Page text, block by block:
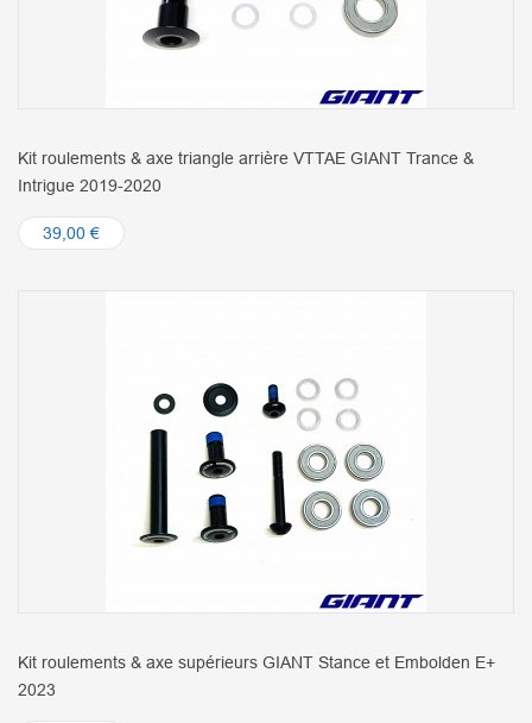
Kit roulements & axe triangle arrière VTTAE GIANT Trance &
Intrigue 2019-2020
39,00 €
Kit roulements & axe supérieurs GIANT Stance et Embolden E+
2023